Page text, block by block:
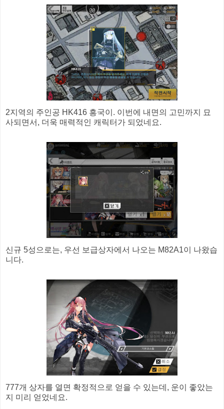
2지역의 주인공 HK416 흥국이. 이번에 내면의 고민까지 묘
사되면서, 더욱 매력적인 캐릭터가 되었네요.
신규 5성으로는, 우선 보급상자에서 나오는 M82A1이 나왔습
니다.
777개 상자를 열면 확정적으로 얻을 수 있는데, 운이 좋았는
지 미리 얻었네요.